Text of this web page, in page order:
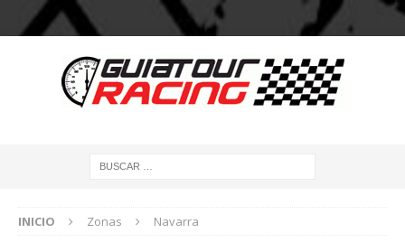
INICIO Zonas Navarra